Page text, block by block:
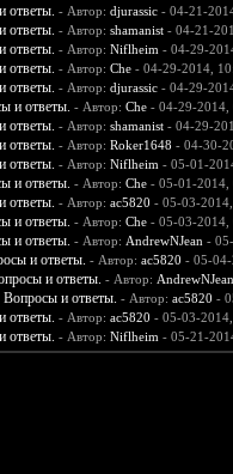
ответы. - Автор: djurassic- 04-21-
ответы. - Автор: shamanist- 04-21-
ответы. - Автор: Niflheim - 04-29-
ответы. - Автор: Che- 04-29-2014,
ответы. - Автор: djurassic- 04-29-
и ответы. - Автор: Che- 04-29-2014,
ответы. - Автор: shamanist- 04-29-
ответы. - Автор: Roker1648 - 04-30-
ответы. - Автор: Niflheim - 05-01-
и ответы. - Автор: Che- 05-01-2014,
ответы. - Автор: ac5820 - 05-03-
и ответы. - Автор: Che- 05-03-2014,
и ответы. - Автор: AndrewNJean -
и ответы. - Автор: ac5820 - 05-
и ответы. - Автор: AndrewNJean
Вопросы и ответы. - Автор: ac5820 -
ответы. - Автор: ac5820 - 05-03-
ответы. - Автор: Niflheim - 05-21-